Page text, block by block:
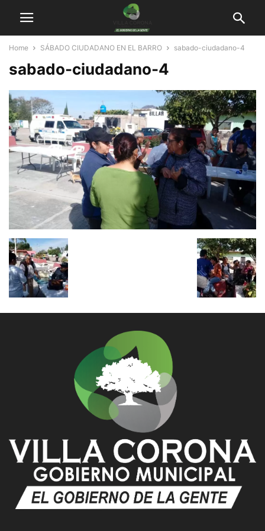
Home SÁBADO CIUDADANO EN EL BARRO sabado-ciudadano-4
sabado-ciudadano-4